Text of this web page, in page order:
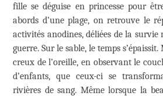
fille se déguise en princesse pour
abords d’une plage, on retrouve le
activités anodines, déliées de la survie
guerre. Sur le sable, le temps
creux de l’oreille, en observant le
d’enfants, que ceux-ci se
rivières de sang. Même lorsque la